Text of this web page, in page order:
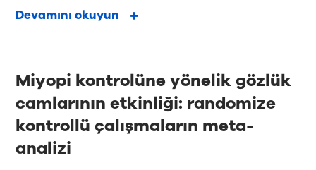
Devamını okuyun
Miyopi kontrolüne yönelik gözlük
camlarının etkinliği: randomize
kontrollü çalışmaların meta-
analizi